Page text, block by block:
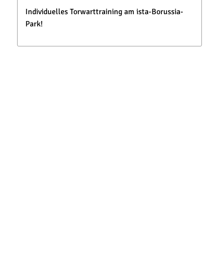
Individuelles Torwarttraining am ista-Borussia-
Park!